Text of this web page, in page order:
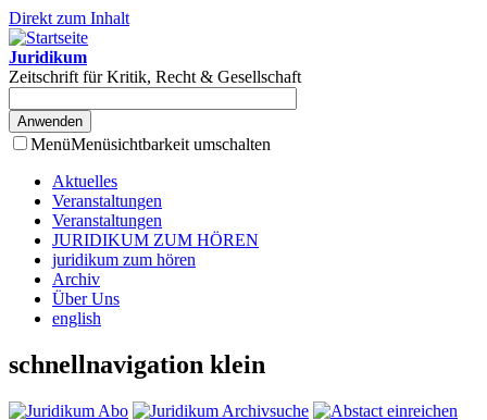
Direkt zum Inhalt
Juridikum
Zeitschrift für Kritik, Recht & Gesellschaft
MenüMenüsichtbarkeit umschalten
Aktuelles
Veranstaltungen
Veranstaltungen
JURIDIKUM ZUM HÖREN
juridikum zum hören
Archiv
Über Uns
english
schnellnavigation klein